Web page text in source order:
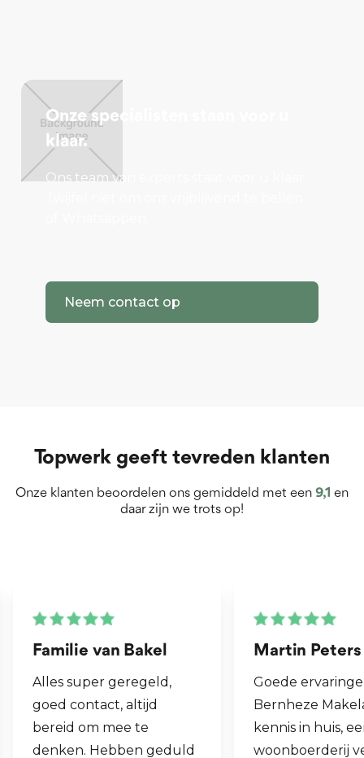
Onze specialisten staan voor u
klaar.
Ons team van experts staat voor u klaar.
Neem contact op
Topwerk geeft tevreden klanten
Onze klanten beoordelen ons gemiddeld met een 9,1 en
daar zijn we trots op!
Martin Peters
Goede ervaringen met
Bernheze Makelaars, veel
kennis in huis, eens onze
woonboerderij verkocht
Henk van
Fijne makelaar.
al mijn 2e
hen laten
ook een